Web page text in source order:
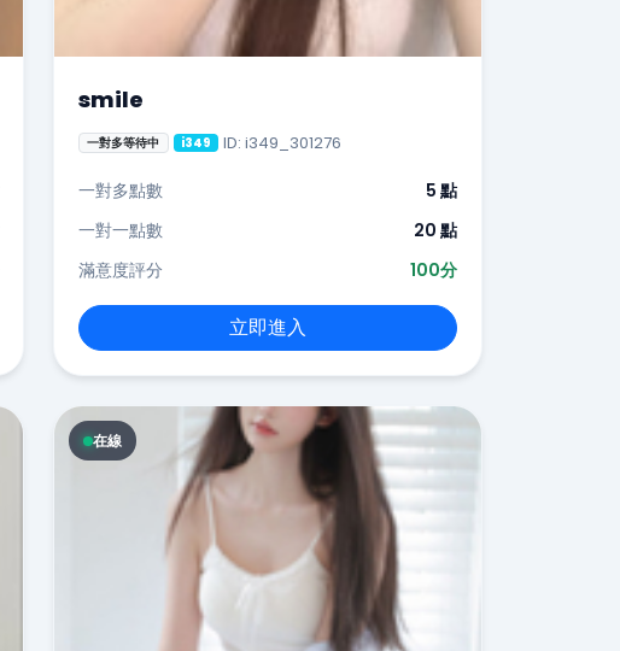
smile
一對多等待中 i349 ID: i349_301276
一對多點數
5 點
一對一點數
20 點
滿意度評分
100分
立即進入
在線